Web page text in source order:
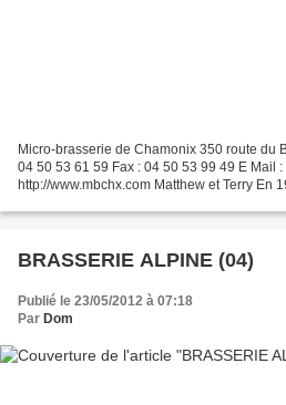
Micro-brasserie de Chamonix 350 route du
04 50 53 61 59 Fax : 04 50 53 99 49 E Mail
http://www.mbchx.com Matthew et Terry En
BRASSERIE ALPINE (04)
Publié le 23/05/2012 à 07:18
Par Dom